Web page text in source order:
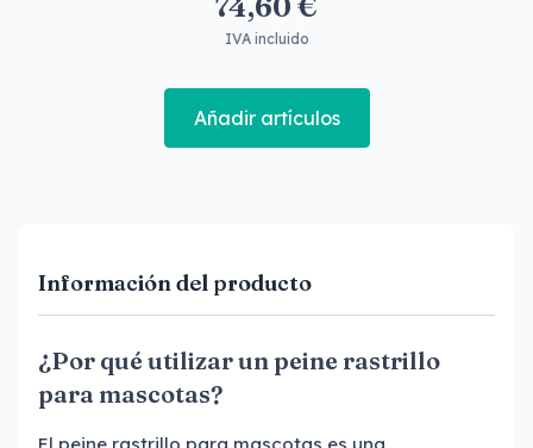
IVA incluido
Añadir artículos
Información del producto
¿Por qué utilizar un peine rastrillo
para mascotas?